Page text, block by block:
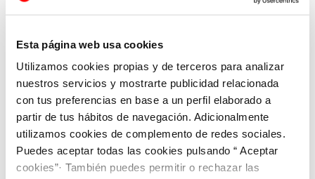
Esta página web usa cookies
Utilizamos cookies propias y de terceros para analizar
nuestros servicios y mostrarte publicidad relacionada
con tus preferencias en base a un perfil elaborado a
partir de tus hábitos de navegación. Adicionalmente
utilizamos cookies de complemento de redes sociales.
Puedes aceptar todas las cookies pulsando “ Aceptar
cookies”· También puedes permitir o rechazar las
20 DIC 2021
Hidrogea participa en el Programa
Eurodisea para facilitar prácticas laborales
formativas